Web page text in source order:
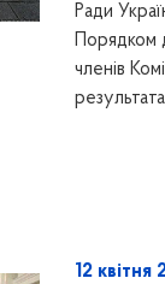
Ради
Порядком
членів
12